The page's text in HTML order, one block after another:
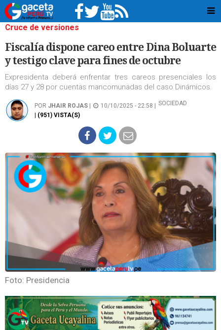
Cruce de versiones
Fiscalía dispone careo entre Dina Boluarte
y testigo clave para fines de octubre
Expresidenta deberá enfrentar tres careos presenciales los
días 27 y 28 por cuentas mancomunadas del caso Dinámicos.
POR JHAIR ROJAS 10/10/2025 - 22:58 |
SOCIEDAD
| (951) VISTA(S)
Foto: Presidencia